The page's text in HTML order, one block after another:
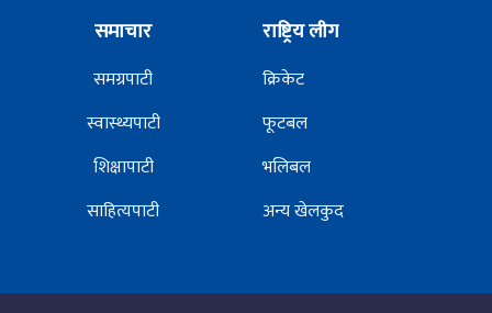
समाचार
समग्रपाटी
स्वास्थ्यपाटी
शिक्षापाटी
साहित्यपाटी
राष्ट्रिय लीग
क्रिकेट
फूटबल
भलिबल
अन्य खेलकुद